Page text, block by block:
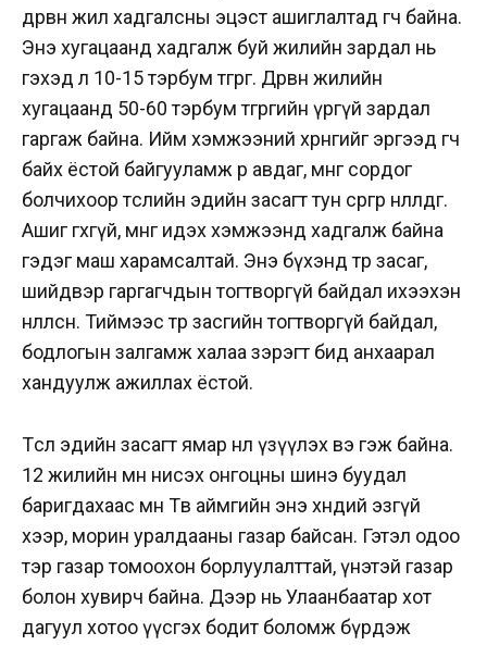
дөрвөн жил хадгалсны эцэст ашиглалтад өгч байна.
Энэ хугацаанд хадгалж буй жилийн зардал нь
гэхэд л 10-15 тэрбум төгрөг. Дөрвөн жилийн
хугацаанд 50-60 тэрбум төгрөгийн үргүй зардал
гаргаж байна. Ийм хэмжээний хөрөнгийг эргээд өгч
байх ёстой байгууламж өөрөө авдаг, мөнгө сордог
болчихоор төслийн эдийн засагт тун сөргөөр нөлөөлдөг.
Ашиг өгөхгүй, мөнгө идэх хэмжээнд хадгалж байна
гэдэг маш харамсалтай. Энэ бүхэнд төр засаг,
шийдвэр гаргагчдын тогтворгүй байдал ихээхэн
нөлөөлсөн. Тиймээс төр засгийн тогтворгүй байдал,
бодлогын залгамж халаа зэрэгт бид анхаарал
хандуулж ажиллах ёстой.
Төсөл эдийн засагт ямар нөлөө үзүүлэх вэ гэж байна.
12 жилийн өмнө нисэх онгоцны шинэ буудал
баригдахаас өмнө Төв аймгийн энэ хөндий эзгүй
хээр, морин уралдааны газар байсан. Гэтэл одоо
тэр газар томоохон борлуулалттай, үнэтэй газар
болон хувирч байна. Дээр нь Улаанбаатар хот
дагуул хотоо үүсгэх бодит боломж бүрдэж